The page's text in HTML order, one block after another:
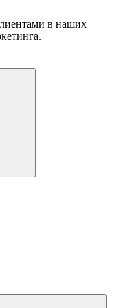
в наших